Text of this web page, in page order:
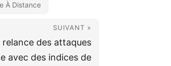
À Distance
SUIVANT »
des attaques
avec des indices de